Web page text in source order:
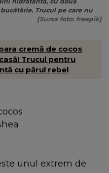
Trucul pe care nu
[Sursa foto: freepik]
cremă de cocos
Trucul pentru
cu părul rebel
unul extrem de